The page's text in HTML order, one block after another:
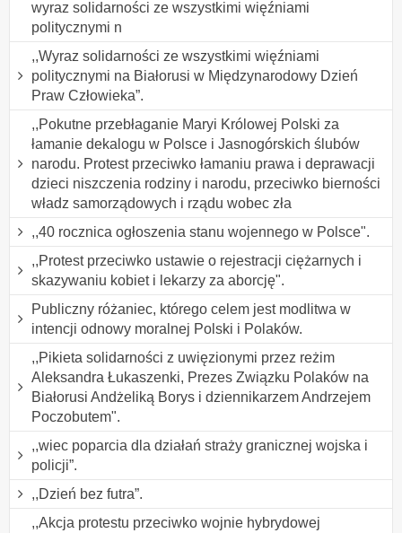
wyraz solidarności ze wszystkimi więźniami
politycznymi n
,,Wyraz solidarności ze wszystkimi więźniami
politycznymi na Białorusi w Międzynarodowy Dzień
Praw Człowieka”.
,,Pokutne przebłaganie Maryi Królowej Polski za
łamanie dekalogu w Polsce i Jasnogórskich ślubów
narodu. Protest przeciwko łamaniu prawa i deprawacji
dzieci niszczenia rodziny i narodu, przeciwko bierności
władz samorządowych i rządu wobec zła
,,40 rocznica ogłoszenia stanu wojennego w Polsce".
,,Protest przeciwko ustawie o rejestracji ciężarnych i
skazywaniu kobiet i lekarzy za aborcję".
Publiczny różaniec, którego celem jest modlitwa w
intencji odnowy moralnej Polski i Polaków.
,,Pikieta solidarności z uwięzionymi przez reżim
Aleksandra Łukaszenki, Prezes Związku Polaków na
Białorusi Andżeliką Borys i dziennikarzem Andrzejem
Poczobutem".
,,wiec poparcia dla działań straży granicznej wojska i
policji”.
,,Dzień bez futra”.
,,Akcja protestu przeciwko wojnie hybrydowej